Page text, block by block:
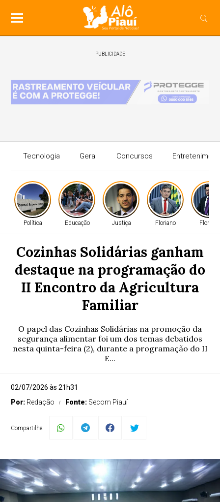
PUBLICIDADE
Tecnologia Geral Concursos
Política Educação Justiça Floriano Floriano
Cozinhas Solidárias ganham
destaque na programação do
II Encontro da Agricultura
Familiar
O papel das Cozinhas Solidárias na promoção da
segurança alimentar foi um dos temas debatidos
nesta quinta-feira (2), durante a programação do II
E...
02/07/2026 às 21h31
Por: Redação Fonte: Secom Piauí
Compartilhe: